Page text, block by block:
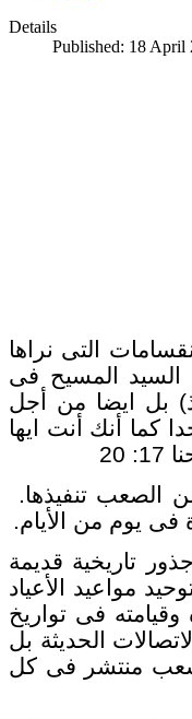
Details
Published: 18 April
التى نراها
المسيح فى
بل ايضا من أجل
كما أنك أنت ايها
الصعب تنفيذها.
يوم من الأيام.
تاريخية قديمة
مواعيد الأعياد
فى تواريخ
الحديثة بل
وشعب منتشر فى كل